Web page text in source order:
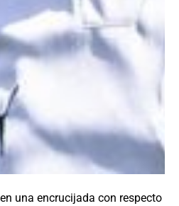
una encrucijada con respecto